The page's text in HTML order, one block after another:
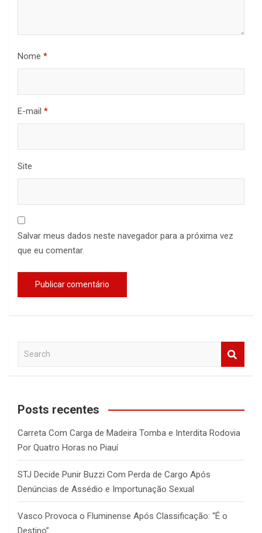
Nome *
E-mail *
Site
Salvar meus dados neste navegador para a próxima vez
que eu comentar.
a
c
Posts recentes
Carreta Com Carga de Madeira Tomba e Interdita Rodovia
Por Quatro Horas no Piauí
STJ Decide Punir Buzzi Com Perda de Cargo Após
Denúncias de Assédio e Importunação Sexual
Vasco Provoca o Fluminense Após Classificação: “É o
Destino”